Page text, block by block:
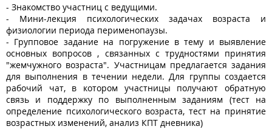
- Знакомство участниц с ведущими.
- Мини-лекция психологических задачах возраста и
физиологии периода перименопаузы.
- Групповое задание на погружение в тему и выявление
основных вопросов , связанных с трудностями принятия
"жемчужного возраста". Участницам предлагается задания
для выполнения в течении недели. Для группы создается
рабочий чат, в котором участницы получают обратную
связь и поддержку по выполненным заданиям (тест на
определение психологического возраста, тест на принятие
возрастных изменений, анализ КПТ дневника)